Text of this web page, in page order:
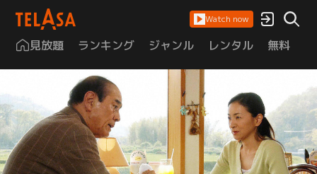
Watch now
見放題 ランキング ジャンル レンタル 無料